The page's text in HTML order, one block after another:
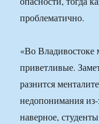
проблематично.
«Во
приветливые.
разнится
недопонимания
наверное,